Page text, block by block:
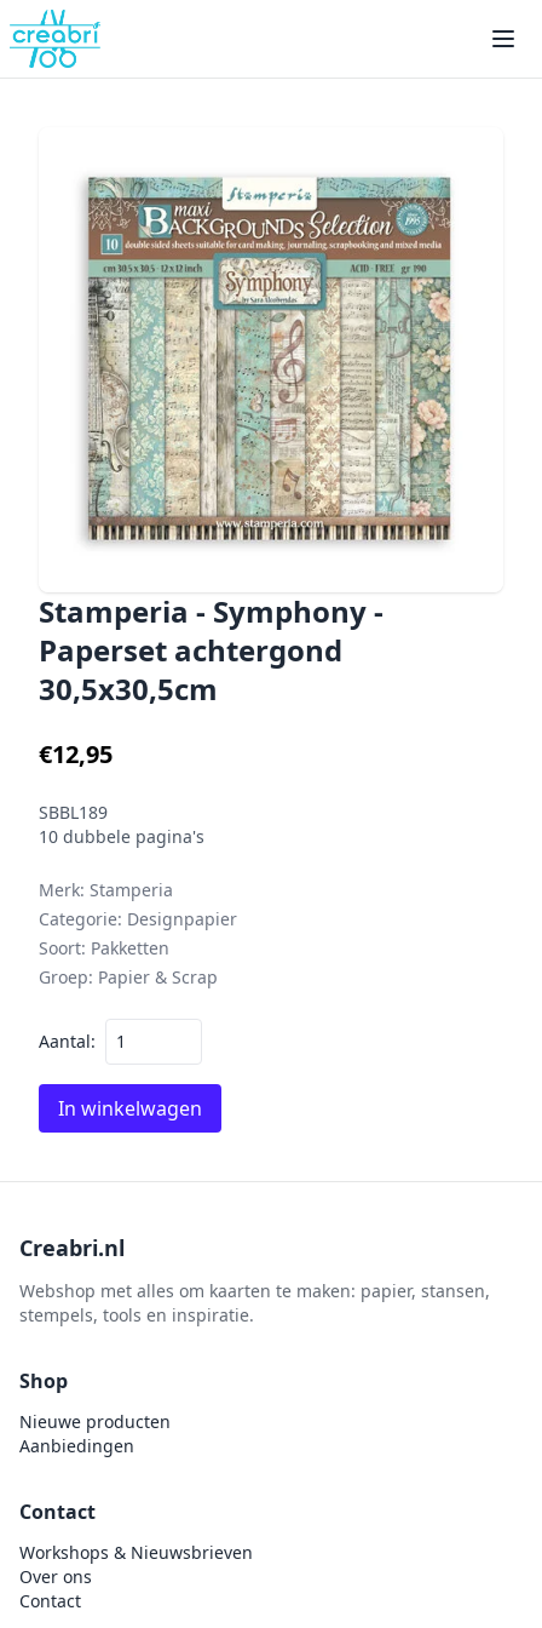
Stamperia - Symphony -
Paperset achtergond
30,5x30,5cm
€12,95
SBBL189
10 dubbele pagina's
Merk: Stamperia
Categorie: Designpapier
Soort: Pakketten
Groep: Papier & Scrap
Aantal:
In winkelwagen
Creabri.nl
Webshop met alles om kaarten te maken: papier, stansen,
stempels, tools en inspiratie.
Shop
Nieuwe producten
Aanbiedingen
Contact
Workshops & Nieuwsbrieven
Over ons
Contact